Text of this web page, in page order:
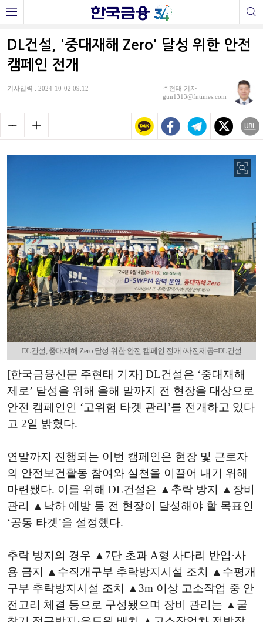
DL건설, '중대재해 Zero' 달성 위한 안전
캠페인 전개
기사입력 : 2024-10-02 09:12
주현태 기자
gun1313@fntimes.com
DL건설, 중대재해 Zero 달성 위한 안전 캠페인 전개./사진제공=DL건설
[한국금융신문 주현태 기자] DL건설은 ‘중대재해
제로’ 달성을 위해 올해 말까지 전 현장을 대상으로
안전 캠페인인 ‘고위험 타겟 관리’를 전개하고 있다
고 2일 밝혔다.
연말까지 진행되는 이번 캠페인은 현장 및 근로자
의 안전보건활동 참여와 실천을 이끌어 내기 위해
마련됐다. 이를 위해 DL건설은 ▲추락 방지 ▲장비
관리 ▲낙하 예방 등 전 현장이 달성해야 할 목표인
‘공통 타겟’을 설정했다.
추락 방지의 경우 ▲7단 초과 A형 사다리 반입·사
용 금지 ▲수직개구부 추락방지시설 조치 ▲수평개
구부 추락방지시설 조치 ▲3m 이상 고소작업 중 안
전고리 체결 등으로 구성됐으며 장비 관리는 ▲굴